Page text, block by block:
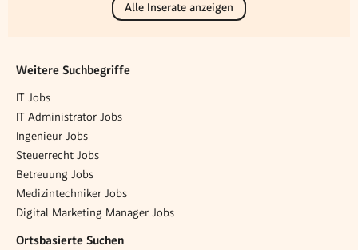
Alle Inserate anzeigen
Weitere Suchbegriffe
IT Jobs
IT Administrator Jobs
Ingenieur Jobs
Steuerrecht Jobs
Betreuung Jobs
Medizintechniker Jobs
Digital Marketing Manager Jobs
Ortsbasierte Suchen